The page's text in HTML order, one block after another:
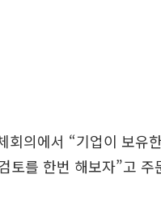
회의에서 “기업이 보유
토를 한번 해보자”고 주